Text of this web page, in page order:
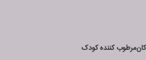
مرطوب کننده کودک